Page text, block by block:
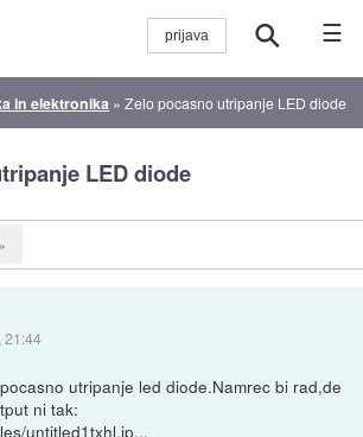
☰
in elektronika »Zelo pocasno utripanje LED diode
LED diode
»
21:44
utripanje led diode.Namrec bi rad,de
ni tak:
untitled1txhl.jp...